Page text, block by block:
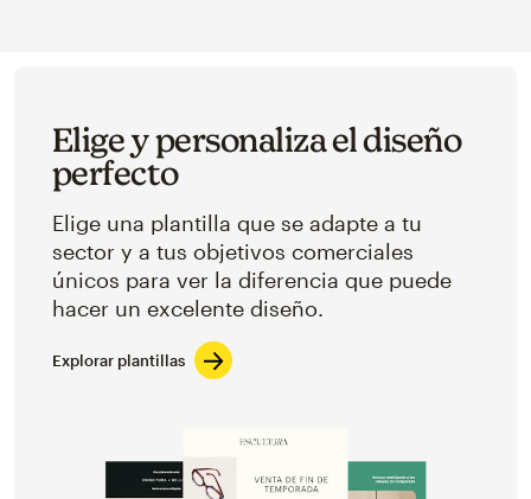
Elige y personaliza el diseño
perfecto
Elige una plantilla que se adapte a tu
sector y a tus objetivos comerciales
únicos para ver la diferencia que puede
hacer un excelente diseño.
Explorar plantillas